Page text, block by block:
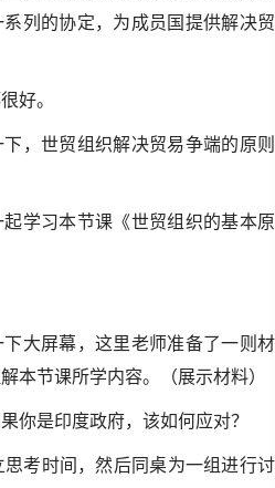
列的协定，为成员国提供解决贸
好。
，世贸组织解决贸易争端的原则
学习本节课《世贸组织的基本原
大屏幕，这里老师准备了一则材
本节课所学内容。（展示材料）
你是印度政府，该如何应对？
考时间，然后同桌为一组进行讨